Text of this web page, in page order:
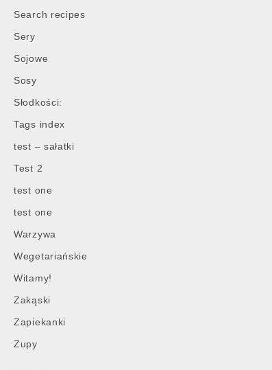
Search recipes
Sery
Sojowe
Sosy
Słodkości:
Tags index
test – sałatki
Test 2
test one
test one
Warzywa
Wegetariańskie
Witamy!
Zakąski
Zapiekanki
Zupy